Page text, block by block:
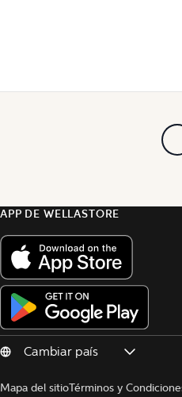
APP DE WELLASTORE
Mapa del sitioTérminos y